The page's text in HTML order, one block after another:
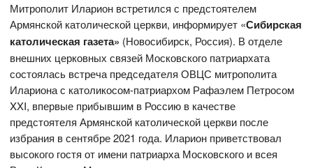
Митрополит Иларион встретился с предстоятелем
Армянской католической церкви, информирует «Сибирская
католическая газета» (Новосибирск, Россия). В отделе
внешних церковных связей Московского патриархата
состоялась встреча председателя ОВЦС митрополита
Илариона с католикосом-патриархом Рафаэлем Петросом
XXI, впервые прибывшим в Россию в качестве
предстоятеля Армянской католической церкви после
избрания в сентябре 2021 года. Иларион приветствовал
высокого гостя от имени патриарха Московского и всея